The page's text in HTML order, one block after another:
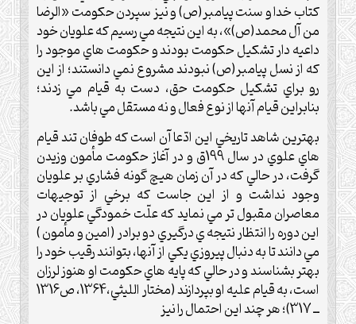
کتاب خدا و سنت پيامبر(ص) و نيز سپردن حکومت «الرضا
من آل محمد(ص)»، به اين نتيجه مي رسيم که علويان خود
داعيه دار تشکيل حکومت بودند و حکومت هاي موجود را
که از نسل پيامبر(ص) نبودند مشروع نمي دانستند؛ از اين
رو براي تشکيل حکومت حق، دست به قيام مي زدند؛
بنابراين قيام آنها از نوع فعال و نه مستقل مي باشد.
بهترين شاهد تاريخي اين ادّعا آن است که طوفان تند قيام
هاي علوي در سال 199ق و در آغاز حکومت مأمون وزيدن
گرفت، در حالي که در آن زمان هيچ گونه فشاري بر علويان
وجود نداشت و از اين جاست که برخي از توجيهات
معاصران مقبول تر مي نمايد که علّت خمودگي علويان در
اين دوره را انتظار نتيجه ي درگيري دو برادر (امين و مأمون )
مي دانند تا به دنبال پيروزي يکي از آنها، بتوانند رقيب خود را
بهتر بشناسند و در حالي که پايه هاي حکومت او هنوز لرزان
است، به قيام عليه او بپردازند (مختار الليثي،1364، ص1316
ــ 317)؛ هر چند اين احتمال را نيز